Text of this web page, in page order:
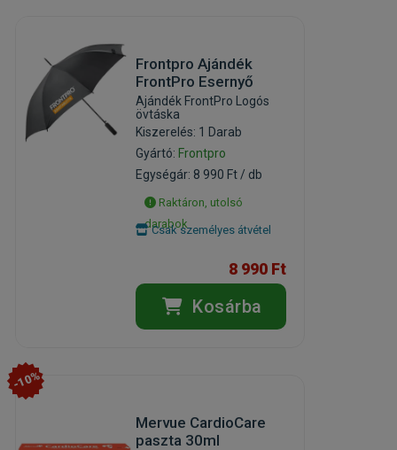
Frontpro Ajándék
FrontPro Esernyő
Ajándék FrontPro Logós
övtáska
Kiszerelés: 1 Darab
Gyártó: Frontpro
Egységár: 8 990 Ft / db
Raktáron, utolsó
darabok
Csak személyes átvétel
8 990 Ft
Kosárba
-10%
Mervue CardioCare
paszta 30ml